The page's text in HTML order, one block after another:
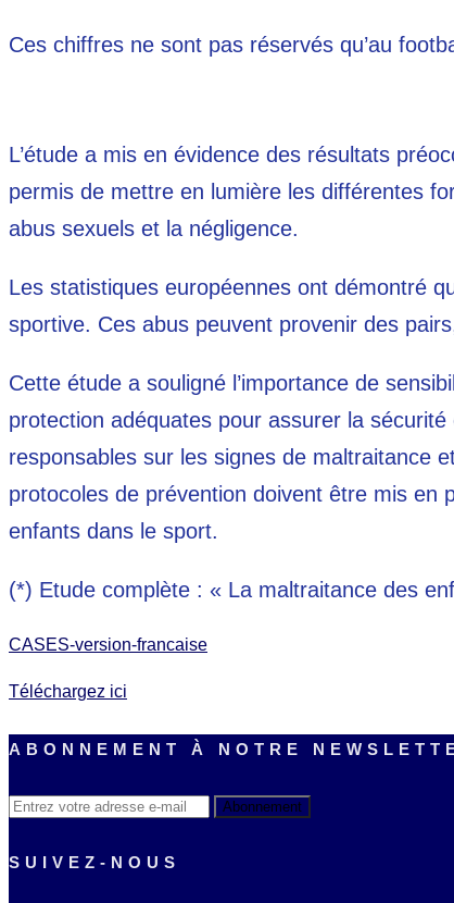
Ces chiffres ne sont pas réservés qu’au
L’étude a mis en évidence des résultats
permis de mettre en lumière les différentes
abus sexuels et la négligence.
Les statistiques européennes ont démontré
sportive. Ces abus peuvent provenir des
Cette étude a souligné l’importance de
protection adéquates pour assurer la
responsables sur les signes de maltraitance
protocoles de prévention doivent être mis en
enfants dans le sport.
(*) Etude complète : « La maltraitance des
CASES-version-francaise
Téléchargez ici
ABONNEMENT À NOTRE
SUIVEZ-NOUS